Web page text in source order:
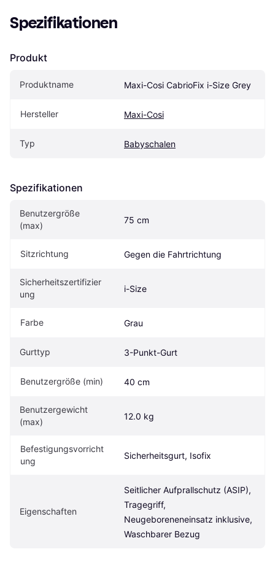
Spezifikationen
Produkt
Produktname Maxi-Cosi CabrioFix i-Size Grey
Hersteller Maxi-Cosi
Typ Babyschalen
Spezifikationen
Benutzergröße
(max)
75 cm
Sitzrichtung Gegen die Fahrtrichtung
Sicherheitszertifizier
ung
i-Size
Farbe Grau
Gurttyp 3-Punkt-Gurt
Benutzergröße (min) 40 cm
Benutzergewicht
(max)
12.0 kg
Befestigungsvorricht
ung
Sicherheitsgurt, Isofix
Eigen­schaften
Seitlicher Aufprallschutz (ASIP),
Tragegriff,
Neugeboreneneinsatz inklusive,
Waschbarer Bezug